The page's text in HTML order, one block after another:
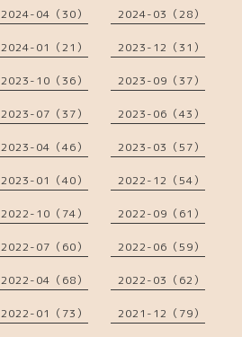
2024-04（30） 2024-03（28）
2024-01（21） 2023-12（31）
2023-10（36） 2023-09（37）
2023-07（37） 2023-06（43）
2023-04（46） 2023-03（57）
2023-01（40） 2022-12（54）
2022-10（74） 2022-09（61）
2022-07（60） 2022-06（59）
2022-04（68） 2022-03（62）
2022-01（73） 2021-12（79）